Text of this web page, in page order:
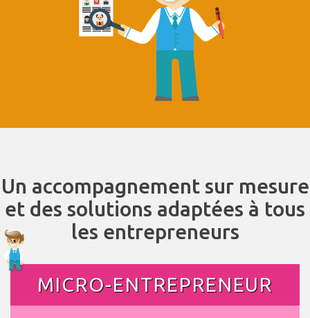
Un accompagnement sur mesure
et des solutions adaptées à tous
les entrepreneurs
MICRO-ENTREPRENEUR